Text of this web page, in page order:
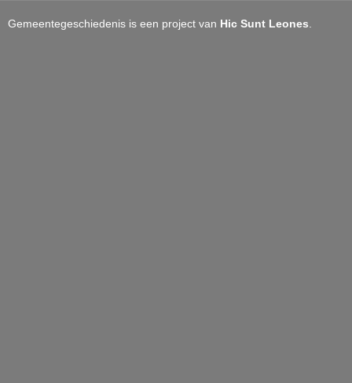
Gemeentegeschiedenis is een project van Hic Sunt Leones.